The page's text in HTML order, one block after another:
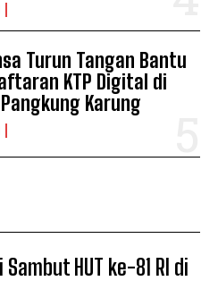
Turun Tangan Bantu
KTP Digital di
Pangkung Karung
HUT ke-81 RI di